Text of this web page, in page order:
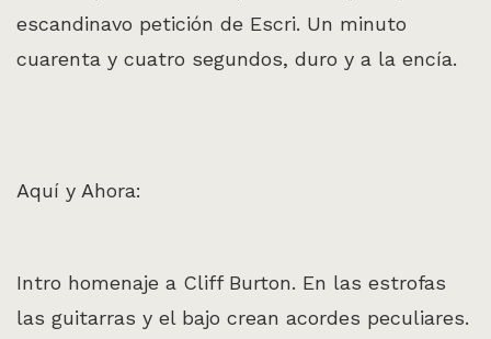
escandinavo petición de Escri. Un minuto
cuarenta y cuatro segundos, duro y a la encía.
Aquí y Ahora:
Intro homenaje a Cliff Burton. En las estrofas
las guitarras y el bajo crean acordes peculiares.